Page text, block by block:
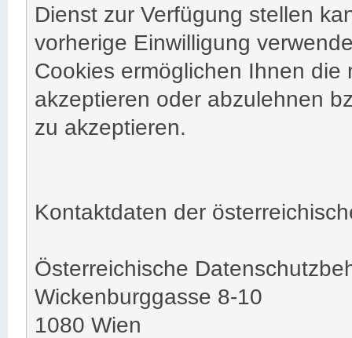
Dienst zur Verfügung stellen
vorherige Einwilligung
Cookies ermöglichen Ihnen die
akzeptieren oder abzulehnen
zu akzeptieren.
Kontaktdaten der
Österreichische
Wickenburggasse 8-10
1080 Wien